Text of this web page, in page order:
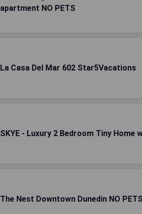
apartment NO PETS
La Casa Del Mar 602 Star5Vacations
SKYE - Luxury 2 Bedroom Tiny Home
The Nest Downtown Dunedin NO PETS